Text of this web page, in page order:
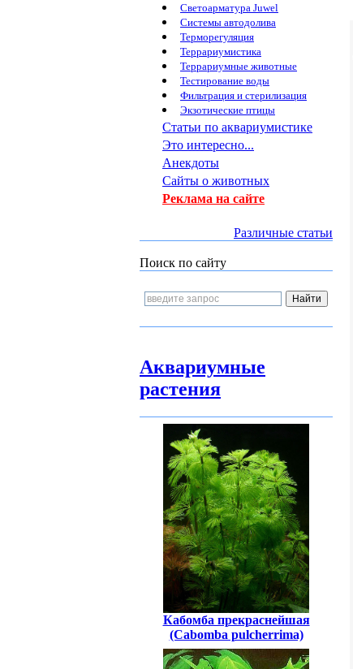
Светоарматура Juwel
Системы автодолива
Терморегуляция
Террариумистика
Террариумные животные
Тестирование воды
Фильтрация и стерилизация
Экзотические птицы
Статьи по аквариумистике
Это интересно...
Анекдоты
Сайты о животных
Реклама на сайте
Различные статьи
Поиск по сайту
Аквариумные
растения
Кабомба прекраснейшая
(Cabomba pulcherrima)